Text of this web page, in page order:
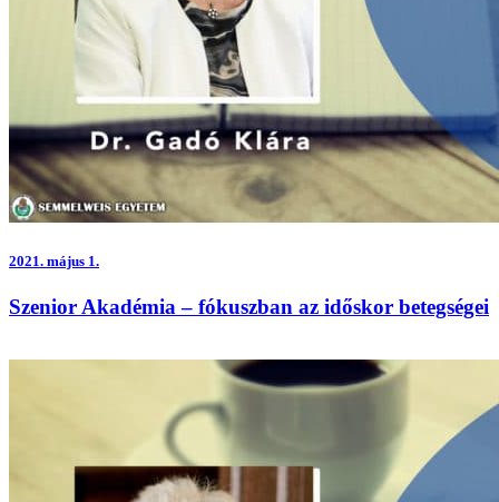
2021. május 1.
Szenior Akadémia – fókuszban az időskor betegségei